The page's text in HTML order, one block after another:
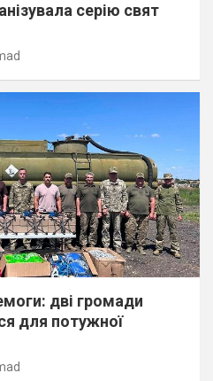
серію свят
дві громади
для потужної